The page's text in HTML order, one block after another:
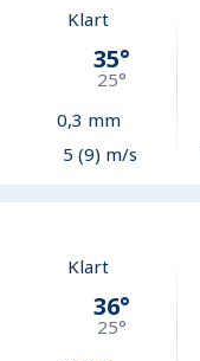
Klart
35°
25°
0,3 mm
5 (9) m/s
Klart
36°
25°